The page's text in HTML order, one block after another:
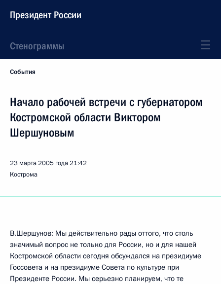
Президент России
Стенограммы
События
Начало рабочей встречи с губернатором
Костромской области Виктором
Шершуновым
23 марта 2005 года21:42
Кострома
В.Шершунов: Мы действительно рады оттого, что столь
значимый вопрос не только для России, но и для нашей
Костромской области сегодня обсуждался на президиуме
Госсовета и на президиуме Совета по культуре при
Президенте России. Мы серьезно планируем, что те